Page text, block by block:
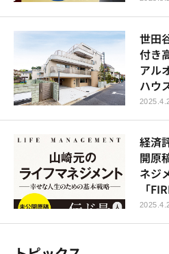
世田
付き
アル
ハウ
経済
開原
ネジ
「